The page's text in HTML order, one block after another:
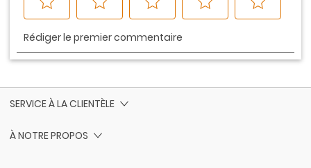
SERVICE À LA CLIENTÈLE
À NOTRE PROPOS